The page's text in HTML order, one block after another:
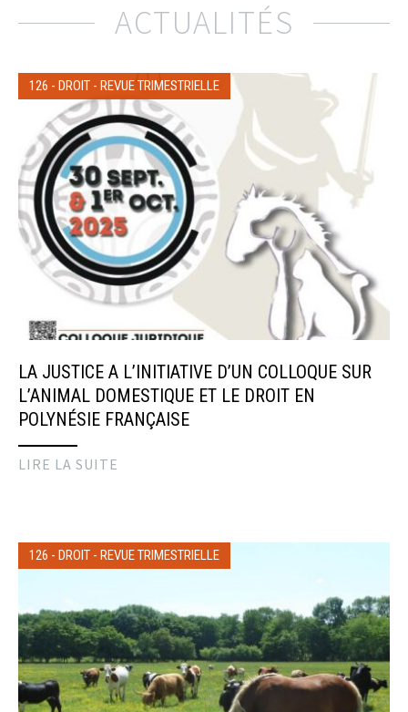
ACTUALITÉS
126 - DROIT - REVUE TRIMESTRIELLE
LA JUSTICE A L’INITIATIVE D’UN COLLOQUE SUR
L’ANIMAL DOMESTIQUE ET LE DROIT EN
POLYNÉSIE FRANÇAISE
LIRE LA SUITE
126 - DROIT - REVUE TRIMESTRIELLE